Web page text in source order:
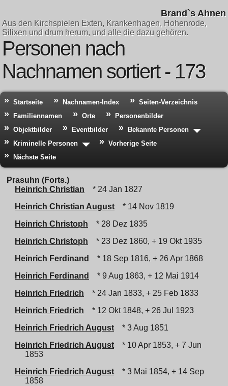
Brand`s Ahnen
Aus den Kirchspielen Exten, Krankenhagen, Hohenrode,
Silixen und drum herum, und alle die dazu gehören.
Personen nach
Nachnamen sortiert - 173
Startseite Nachnamen-Index
Seiten-Verzeichnis
Familiennamen
Orte
Personenbilder
Objektbilder
Eventbilder
Bekannte Personen
Kriminelle Personen
Vorherige Seite
Nächste Seite
Prasuhn (Forts.)
Heinrich Christian
* 24 Jan 1827
Heinrich Christian August
* 14 Nov 1819
Heinrich Christoph
* 28 Dez 1835
Heinrich Christoph
* 23 Dez 1860, + 19 Okt 1935
Heinrich Ferdinand
* 18 Sep 1816, + 26 Apr 1868
Heinrich Ferdinand
* 9 Aug 1863, + 12 Mai 1914
Heinrich Friedrich
* 24 Jan 1833, + 25 Feb 1833
Heinrich Friedrich
* 12 Okt 1848, + 26 Jul 1923
Heinrich Friedrich August
* 3 Aug 1851
Heinrich Friedrich August
* 10 Apr 1853, + 7 Jun
1853
Heinrich Friedrich August
* 3 Mai 1854, + 14 Sep
1858